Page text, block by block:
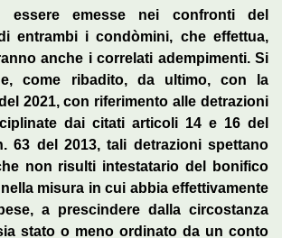
essere emesse nei confronti del
entrambi i condòmini, che effettua,
anche i correlati adempimenti. Si
come ribadito, da ultimo, con la
2021, con riferimento alle detrazioni
dai citati articoli 14 e 16 del
63 del 2013, tali detrazioni spettano
non risulti intestatario del bonifico
misura in cui abbia effettivamente
a prescindere dalla circostanza
stato o meno ordinato da un conto